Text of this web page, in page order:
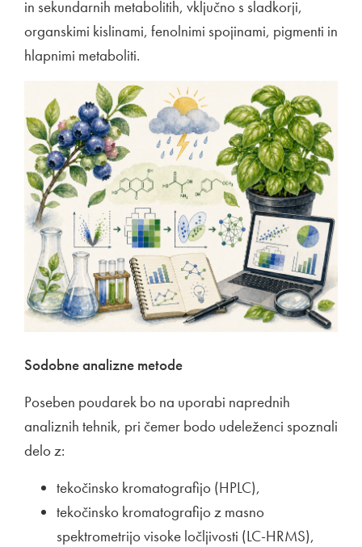
in sekundarnih metabolitih, vključno s sladkorji,
organskimi kislinami, fenolnimi spojinami, pigmenti in
hlapnimi metaboliti.
Sodobne analizne metode
Poseben poudarek bo na uporabi naprednih
analiznih tehnik, pri čemer bodo udeleženci spoznali
delo z:
tekočinsko kromatografijo (HPLC),
tekočinsko kromatografijo z masno
spektrometrijo visoke ločljivosti (LC-HRMS),